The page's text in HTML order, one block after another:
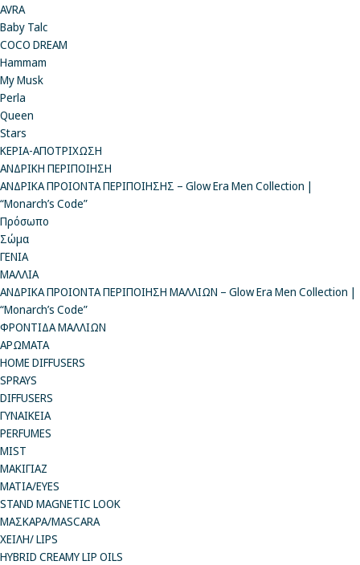
AVRA
Baby Talc
COCO DREAM
Hammam
My Musk
Perla
Queen
Stars
ΚΕΡΙΑ-ΑΠΟΤΡΙΧΩΣΗ
ΑΝΔΡΙΚΗ ΠΕΡΙΠΟΙΗΣΗ
ΑΝΔΡΙΚΑ ΠΡΟΙΟΝΤΑ ΠΕΡΙΠΟΙΗΣΗΣ – Glow Era Men Collection |
“Monarch’s Code”
Πρόσωπο
Σώμα
ΓΕΝΙΑ
ΜΑΛΛΙΑ
ΑΝΔΡΙΚΑ ΠΡΟΙΟΝΤΑ ΠΕΡΙΠΟΙΗΣΗ ΜΑΛΛΙΩΝ – Glow Era Men Collection |
“Monarch’s Code”
ΦΡΟΝΤΙΔΑ ΜΑΛΛΙΩΝ
ΑΡΩΜΑΤΑ
HOME DIFFUSERS
SPRAYS
DIFFUSERS
ΓΥΝΑΙΚΕΙΑ
PERFUMES
MIST
ΜΑΚΙΓΙΑΖ
ΜΑΤΙΑ/EYES
STAND MAGNETIC LOOK
ΜΑΣΚΑΡΑ/MASCARA
ΧΕΙΛΗ/ LIPS
HYBRID CREAMY LIP OILS